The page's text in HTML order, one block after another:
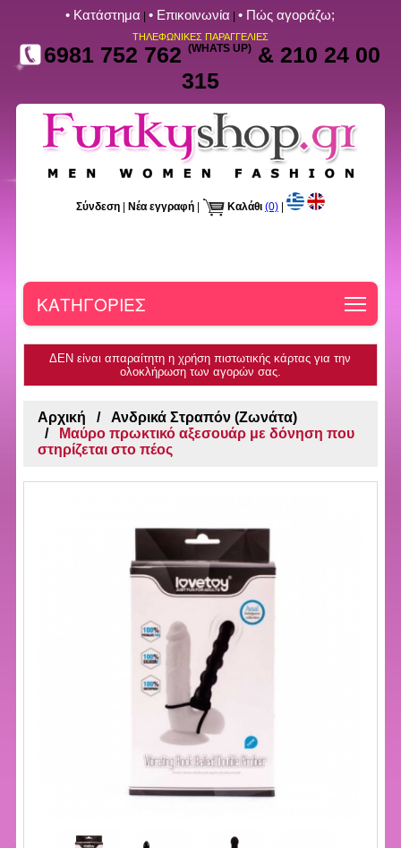
• Kατάστημα |• Επικοινωνία |• Πώς αγοράζω;
ΤΗΛΕΦΩΝΙΚΕΣ ΠΑΡΑΓΓΕΛΙΕΣ
6981 752 762(WHATS UP) & 210 24 00
315
Σύνδεση| Νέα εγγραφή| Καλάθι (0)|
ΚΑΤΗΓΟΡΙΕΣ
ΔΕΝ είναι απαραίτητη η χρήση πιστωτικής κάρτας για την
ολοκλήρωση των αγορών σας.
Αρχική
Ανδρικά Στραπόν (Ζωνάτα)
Μαύρο πρωκτικό αξεσουάρ με δόνηση που
στηρίζεται στο πέος